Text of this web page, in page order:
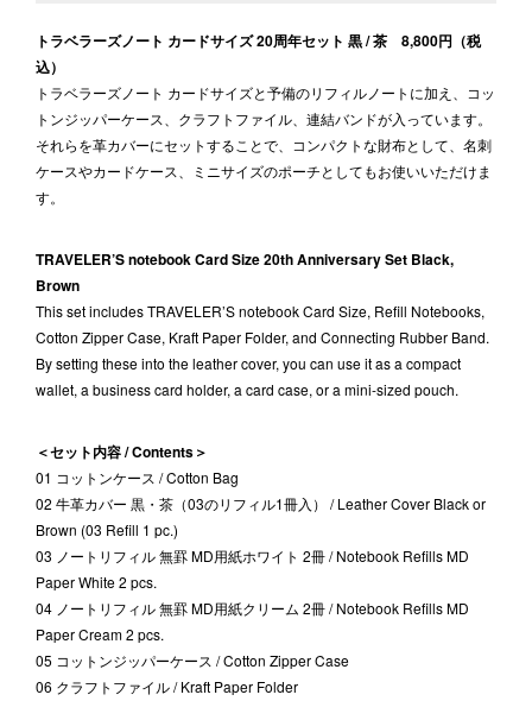
トラベラーズノート カードサイズ 20周年セット 黒 / 茶 8,800円（税
込）
トラベラーズノート カードサイズと予備のリフィルノートに加え、コッ
トンジッパーケース、クラフトファイル、連結バンドが入っています。
それらを革カバーにセットすることで、コンパクトな財布として、名刺
ケースやカードケース、ミニサイズのポーチとしてもお使いいただけま
す。
TRAVELER’S notebook Card Size 20th Anniversary Set Black,
Brown
This set includes TRAVELER’S notebook Card Size, Refill Notebooks,
Cotton Zipper Case, Kraft Paper Folder, and Connecting Rubber Band.
By setting these into the leather cover, you can use it as a compact
wallet, a business card holder, a card case, or a mini-sized pouch.
＜セット内容 / Contents＞
01 コットンケース / Cotton Bag
02 牛革カバー 黒・茶（03のリフィル1冊入） / Leather Cover Black or
Brown (03 Refill 1 pc.)
03 ノートリフィル 無罫 MD用紙ホワイト 2冊 / Notebook Refills MD
Paper White 2 pcs.
04 ノートリフィル 無罫 MD用紙クリーム 2冊 / Notebook Refills MD
Paper Cream 2 pcs.
05 コットンジッパーケース / Cotton Zipper Case
06 クラフトファイル / Kraft Paper Folder